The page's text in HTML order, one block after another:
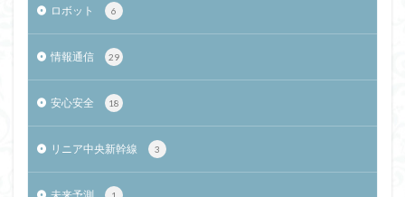
ロボット 6
情報通信 29
安心安全 18
リニア中央新幹線 3